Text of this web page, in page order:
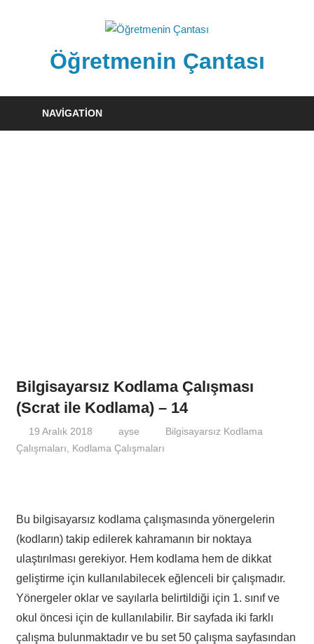
Öğretmenin Çantası
Çantsından
NAVIGATION
Bilgisayarsız Kodlama Çalışması
(Scrat ile Kodlama) – 14
19 Aralık 2018 ayse
Bilgisayarsız Kodlama
Çalışmaları
Kodlama Çalışmaları
Bu bilgisayarsız kodlama çalışmasında yönergelerin
(kodların) takip edilerek kahramanın bir noktaya
ulaştırılması gerekiyor. Hem kodlama hem de dikkat
geliştirme için kullanılabilecek eğlenceli bir çalışmadır.
Yönergeler oklar ve sayılarla belirtildiği için 1. sınıf ve
okul öncesi için de kullanılabilir. Bir sayfada iki farklı
çalışma bulunmaktadır ve bu set 50 çalışma sayfasından